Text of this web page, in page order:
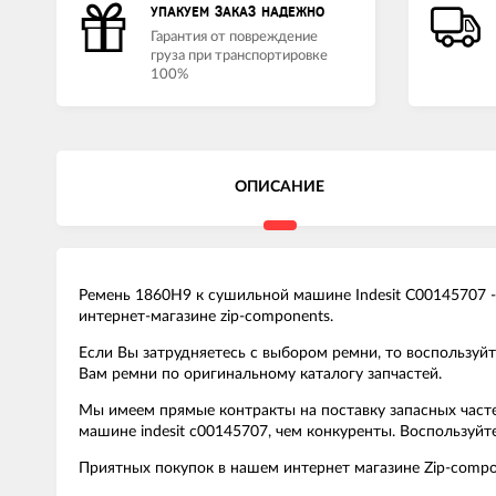
УПАКУЕМ ЗАКАЗ НАДЕЖНО
Гарантия от повреждение
груза при транспортировке
100%
ОПИСАНИЕ
Ремень 1860H9 к сушильной машине Indesit
интернет-магазине zip-components.
Если Вы затрудняетесь с выбором ремни, то
Вам ремни по оригинальному каталогу запчастей.
Мы имеем прямые контракты на поставку запасных
машине indesit c00145707, чем конкуренты.
Приятных покупок в нашем интернет магазине Zip-